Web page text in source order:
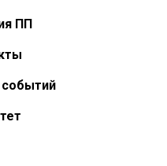
ПП
событий